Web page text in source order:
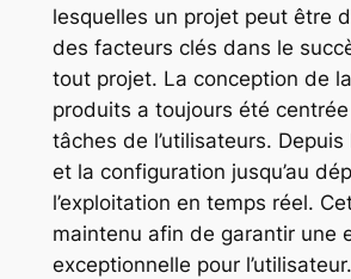
lesquelles un projet peut être
des facteurs clés dans le
tout projet. La conception de
produits a toujours été
tâches de l’utilisateurs. Depuis
et la configuration jusqu’au
l’exploitation en temps réel.
maintenu afin de garantir une
exceptionnelle pour l’utilisateur.